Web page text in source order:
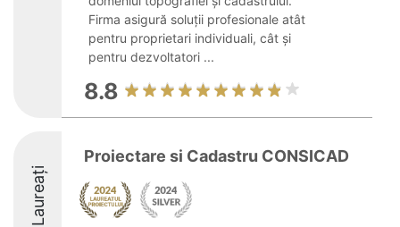
Firma asigură soluții profesionale atât
pentru proprietari individuali, cât și
pentru dezvoltatori ...
8.8
Laureați
Proiectare si Cadastru CONSICAD